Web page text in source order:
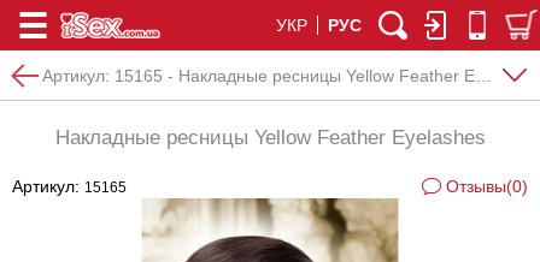
УКР РУС
Артикул: 15165 - Накладные ресницы Yellow Feather Eyelashes
Накладные ресницы Yellow Feather Eyelashes
Артикул: 15165 Отзывы(0)